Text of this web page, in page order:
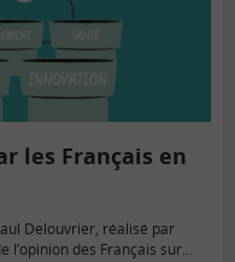
les Français en
Delouvrier, réalisé par
l’opinion des Français sur